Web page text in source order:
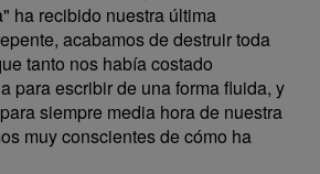
ha recibido nuestra última
acabamos de destruir toda
tanto nos había costado
para escribir de una forma fluida, y
siempre media hora de nuestra
muy conscientes de cómo ha